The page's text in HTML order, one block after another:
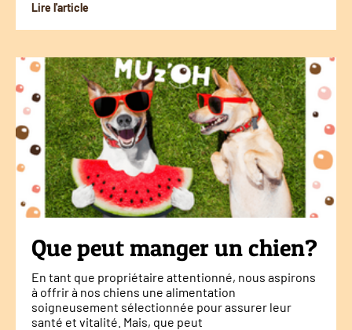
Lire l'article
Que peut manger un chien?
En tant que propriétaire attentionné, nous aspirons
à offrir à nos chiens une alimentation
soigneusement sélectionnée pour assurer leur
santé et vitalité. Mais, que peut